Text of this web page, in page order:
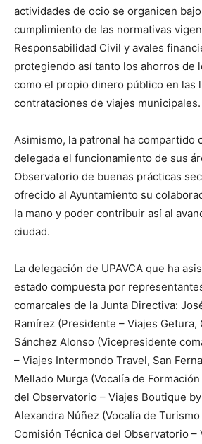
actividades de ocio se organicen
cumplimiento de las normativas
Responsabilidad Civil y avales
protegiendo así tanto los ahorros de
como el propio dinero público en las
contrataciones de viajes municipales.
Asimismo, la patronal ha compartido
delegada el funcionamiento de sus
Observatorio de buenas prácticas
ofrecido al Ayuntamiento su
la mano y poder contribuir así al
ciudad.
La delegación de UPAVCA que ha
estado compuesta por
comarcales de la Junta Directiva:
Ramírez (Presidente – Viajes Getura,
Sánchez Alonso (Vicepresidente
– Viajes Intermondo Travel, San
Mellado Murga (Vocalía de
del Observatorio – Viajes Boutique
Alexandra Núñez (Vocalía de
Comisión Técnica del Observatorio –